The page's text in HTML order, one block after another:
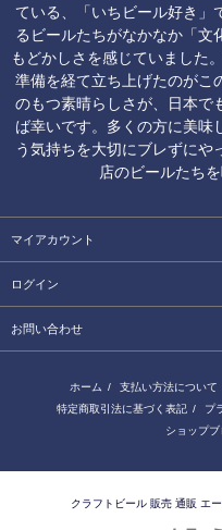
ている、「いちビール好き」
るビールたちがなかなか「文
もどかしさを感じていました
準備を経て立ち上げたのがこ
のもつ素晴らしさが、日本で
ば幸いです。多くの方に美味
う気持ちを大切にブレずにや
店のビールたち
マイアカウント
ログイン
お問い合わせ
ホーム / 支払い方法について
特定商取引法に基づく表記 / プ
ショップブ
クラフトビール 販売 通販 エ